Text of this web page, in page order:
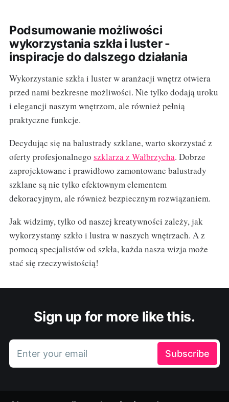
Podsumowanie możliwości
wykorzystania szkła i luster -
inspiracje do dalszego działania
Wykorzystanie szkła i luster w aranżacji wnętrz otwiera
przed nami bezkresne możliwości. Nie tylko dodają uroku
i elegancji naszym wnętrzom, ale również pełnią
praktyczne funkcje.
Decydując się na balustrady szklane, warto skorzystać z
oferty profesjonalnego szklarza z Wałbrzycha. Dobrze
zaprojektowane i prawidłowo zamontowane balustrady
szklane są nie tylko efektownym elementem
dekoracyjnym, ale również bezpiecznym rozwiązaniem.
Jak widzimy, tylko od naszej kreatywności zależy, jak
wykorzystamy szkło i lustra w naszych wnętrzach. A z
pomocą specjalistów od szkła, każda nasza wizja może
stać się rzeczywistością!
Sign up for more like this.
Enter your email Subscribe